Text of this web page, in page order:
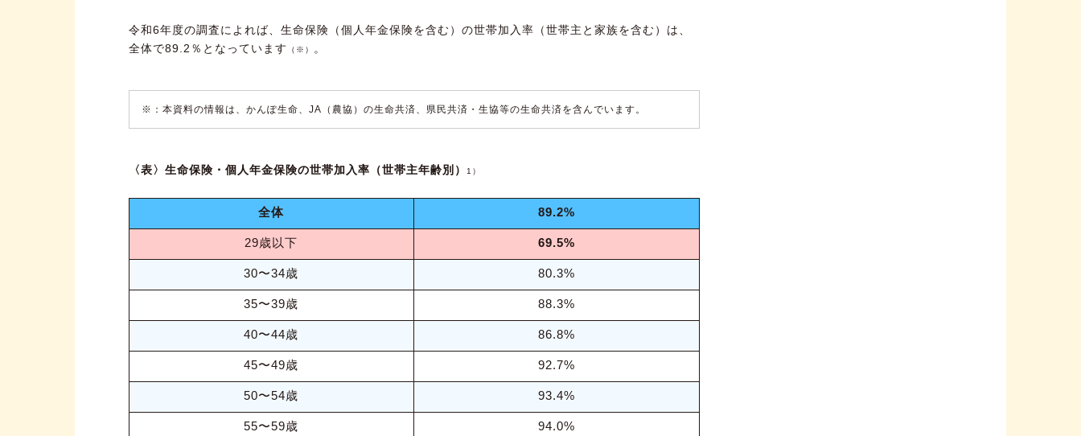
令和6年度の調査によれば、生命保険（個人年金保険を含む）の世帯加入率（世帯主と家族を含む）は、
全体で89.2％となっています
（※） 。
※：本資料の情報は、かんぽ生命、JA（農協）の生命共済、県民共済・生協等の生命共済を含んでいます。
〈表〉生命保険・個人年金保険の世帯加入率（世帯主年齢別） 1）
全体 89.2%
29歳以下 69.5%
30〜34歳 80.3%
35〜39歳 88.3%
40〜44歳 86.8%
45〜49歳 92.7%
50〜54歳 93.4%
55〜59歳 94.0%